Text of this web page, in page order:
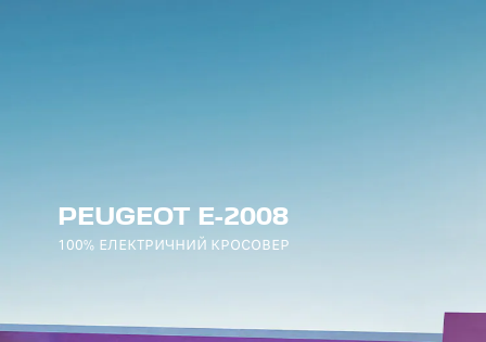
PEUGEOT E-2008
100% ЕЛЕКТРИЧНИЙ КРОСОВЕР